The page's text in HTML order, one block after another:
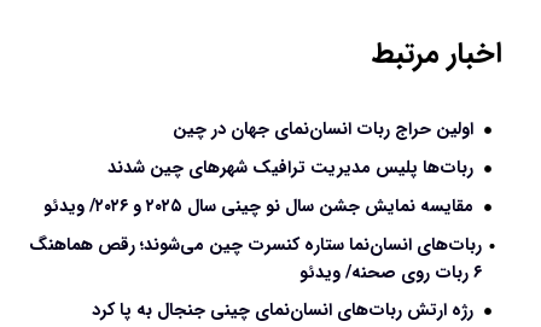
اخبار مرتبط
اولین حراج ربات انسان‌نمای جهان در چین
ربات‌ها پلیس مدیریت ترافیک شهرهای چین شدند
مقایسه نمایش جشن سال نو چینی سال ۲۰۲۵ و ۲۰۲۶/ ویدئو
ربات‌های انسان‌نما ستاره کنسرت چین می‌شوند؛ رقص هماهنگ
۶ ربات روی صحنه/ ویدئو
رژه ارتش ربات‌های انسان‌نمای چینی جنجال به پا کرد